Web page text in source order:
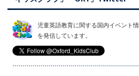
児童英語教育に関する国内イベント
を発信しています。